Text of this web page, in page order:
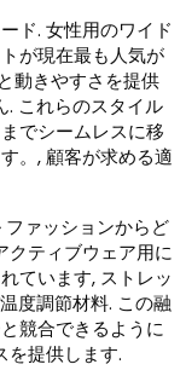
ド. 女性用のワイド
が現在最も人気が
動きやすさを提供
. これらのスタイル
でシームレスに移
。, 顧客が求める適
ァッションからど
クティブウェア用に
ています, ストレッ
度調節材料. この融
競合できるように
を提供します.